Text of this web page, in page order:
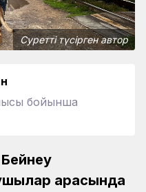
Суретті түсірген автор
бойынша
арасында